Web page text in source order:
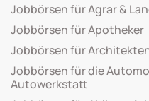
Jobbörsen für Agrar &
Jobbörsen für Apotheker
Jobbörsen für
Jobbörsen für die
Autowerkstatt